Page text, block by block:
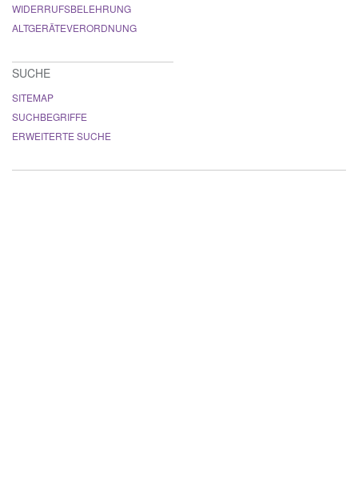
WIDERRUFSBELEHRUNG
ALTGERÄTEVERORDNUNG
SUCHE
SITEMAP
SUCHBEGRIFFE
ERWEITERTE SUCHE